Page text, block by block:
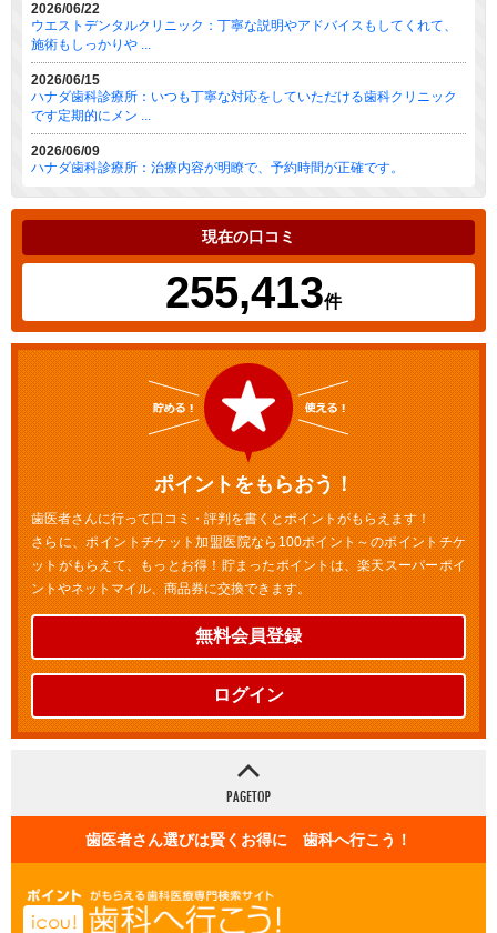
2026/06/22
ウエストデンタルクリニック：丁寧な説明やアドバイスもしてくれて、
施術もしっかりや ...
2026/06/15
ハナダ歯科診療所：いつも丁寧な対応をしていただける歯科クリニック
です定期的にメン ...
2026/06/09
ハナダ歯科診療所：治療内容が明瞭で、予約時間が正確です。
現在の口コミ
255,413件
ポイントをもらおう！
歯医者さんに行って口コミ・評判を書くとポイントがもらえます！
さらに、ポイントチケット加盟医院なら100ポイント～のポイントチケ
ットがもらえて、もっとお得！貯まったポイントは、楽天スーパーポイ
ントやネットマイル、商品券に交換できます。
無料会員登録
ログイン
歯医者さん選びは賢くお得に 歯科へ行こう！